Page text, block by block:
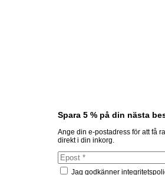
Spara 5 % på din nästa
Ange din e-postadress för att få
direkt i din inkorg.
Jag godkänner